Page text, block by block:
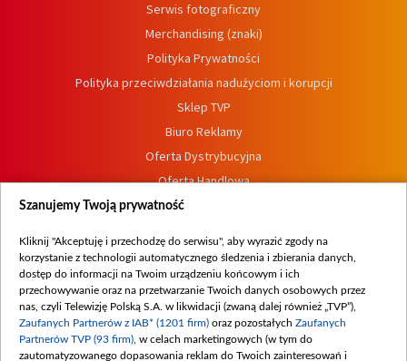
Serwis fotograficzny
Merchandising (znaki)
Polityka Prywatności
Polityka przeciwdziałania nadużyciom i korupcji
Sklep TVP
Biuro Reklamy
Oferta Dystrybucyjna
Oferta Handlowa
Dostępność
Procedura zgłoszeń wewnętrznych
Szanujemy Twoją prywatność
Kliknij "Akceptuję i przechodzę do serwisu", aby wyrazić zgody na
korzystanie z technologii automatycznego śledzenia i zbierania danych,
dostęp do informacji na Twoim urządzeniu końcowym i ich
przechowywanie oraz na przetwarzanie Twoich danych osobowych przez
nas, czyli Telewizję Polską S.A. w likwidacji (zwaną dalej również „TVP”),
Zaufanych Partnerów z IAB* (1201 firm) oraz pozostałych Zaufanych
Partnerów TVP (93 firm) , w celach marketingowych (w tym do
zautomatyzowanego dopasowania reklam do Twoich zainteresowań i